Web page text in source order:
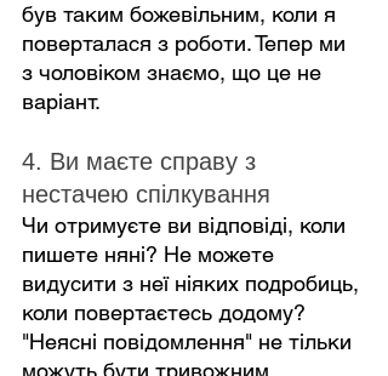
був таким божевільним, коли я
поверталася з роботи. Тепер ми
з чоловіком знаємо, що це не
варіант.
4. Ви маєте справу з
нестачею спілкування
Чи отримуєте ви відповіді, коли
пишете няні? Не можете
видусити з неї ніяких подробиць,
коли повертаєтесь додому?
"Неясні повідомлення" не тільки